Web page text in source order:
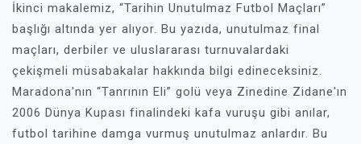
İkinci makalemiz, “Tarihin Unutulmaz Futbol Maçları”
başlığı altında yer alıyor. Bu yazıda, unutulmaz final
maçları, derbiler ve uluslararası turnuvalardaki
çekişmeli müsabakalar hakkında bilgi edineceksiniz.
Maradona'nın “Tanrının Eli” golü veya Zinedine Zidane'ın
2006 Dünya Kupası finalindeki kafa vuruşu gibi anılar,
futbol tarihine damga vurmuş unutulmaz anlardır. Bu